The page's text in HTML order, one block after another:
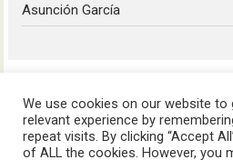
Asunción García
We use cookies on our website to
relevant experience by
repeat visits. By clicking “Accept
of ALL the cookies. However, you